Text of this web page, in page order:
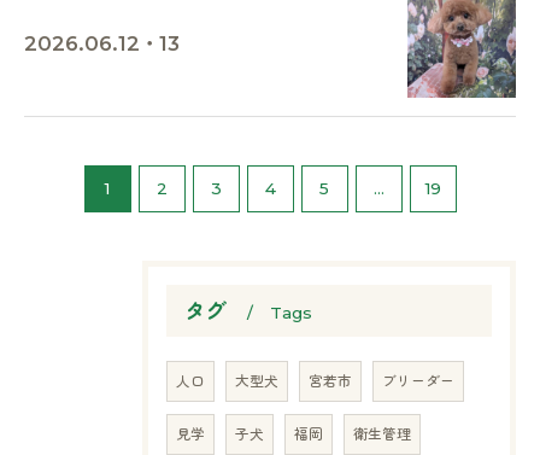
2026.06.12・13
1 2 3 4 5 ... 19
タグ Tags
人口 大型犬 宮若市 ブリーダー
見学 子犬 福岡 衛生管理